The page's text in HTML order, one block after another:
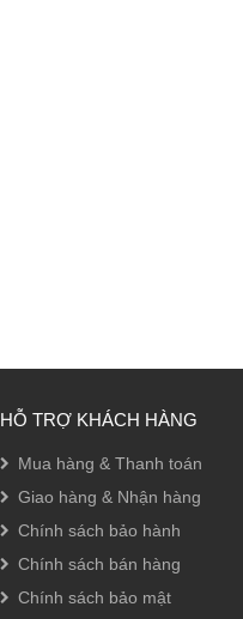
HỖ TRỢ KHÁCH HÀNG
Mua hàng & Thanh toán
Giao hàng & Nhận hàng
Chính sách bảo hành
Chính sách bán hàng
Chính sách bảo mật